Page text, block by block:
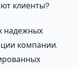
клиенты?
надежных
компании.